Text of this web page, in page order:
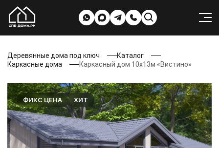
Деревянные дома под ключ
Каталог
Каркасные дома
Каркасный дом 10х13м «Вистино»
ФИКС ЦЕНА ХИТ